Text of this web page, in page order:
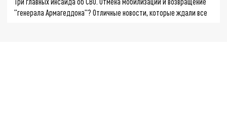
"генерала Армагеддона"? Отличные новости, которые ждали все